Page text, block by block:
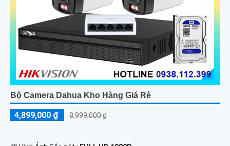
Bộ Camera Dahua Kho Hàng Giá Rẻ
4,899,000 ₫ 8,999,000 ₫